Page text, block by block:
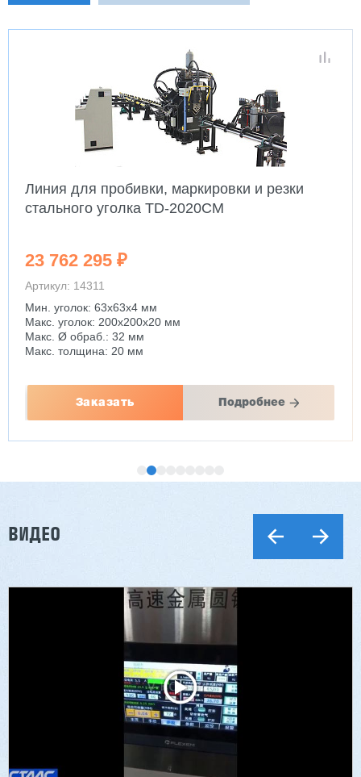
Линия для пробивки, маркировки и резки
стального уголка TD-2020CM
23 762 295 ₽
Артикул: 14311
Мин. уголок: 63x63x4 мм
Макс. уголок: 200x200x20 мм
Макс. Ø обраб.: 32 мм
Макс. толщина: 20 мм
Заказать Подробнее
Двухсторонний шипорез MX6015
Длина заготовки: 400-1500 мм
Станок проходного типа
ВИДЕО